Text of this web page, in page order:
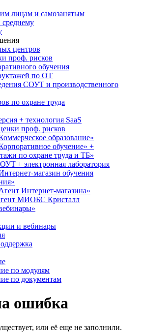
лицам и самозанятым
центров
проф. рисков
обучения
по ОТ
СОУТ и производственного
по охране труда
+ технология SaaS
проф. рисков
образование»
обучение» +
по охране труда и ТБ»
+ электронная лаборатория
магазин обучения
Интернет-магазина»
МИОБС Кристалл
и вебинары
по модулям
по документам
ошибка
или её еще не заполнили.